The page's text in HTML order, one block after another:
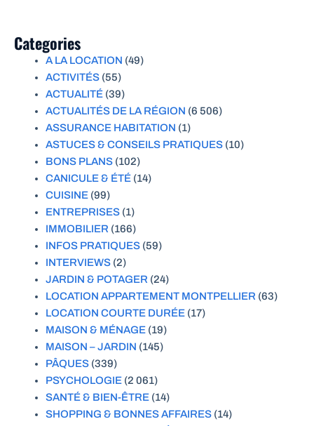
Categories
A LA LOCATION (49)
ACTIVITÉS (55)
ACTUALITÉ (39)
ACTUALITÉS DE LA RÉGION (6 506)
ASSURANCE HABITATION (1)
ASTUCES & CONSEILS PRATIQUES (10)
BONS PLANS (102)
CANICULE & ÉTÉ (14)
CUISINE (99)
ENTREPRISES (1)
IMMOBILIER (166)
INFOS PRATIQUES (59)
INTERVIEWS (2)
JARDIN & POTAGER (24)
LOCATION APPARTEMENT MONTPELLIER (63)
LOCATION COURTE DURÉE (17)
MAISON & MÉNAGE (19)
MAISON – JARDIN (145)
PÂQUES (339)
PSYCHOLOGIE (2 061)
SANTÉ & BIEN-ÊTRE (14)
SHOPPING & BONNES AFFAIRES (14)